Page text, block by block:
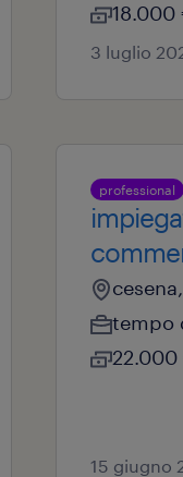
18.000
3 luglio
professional
tempo
22.000
15 giugno